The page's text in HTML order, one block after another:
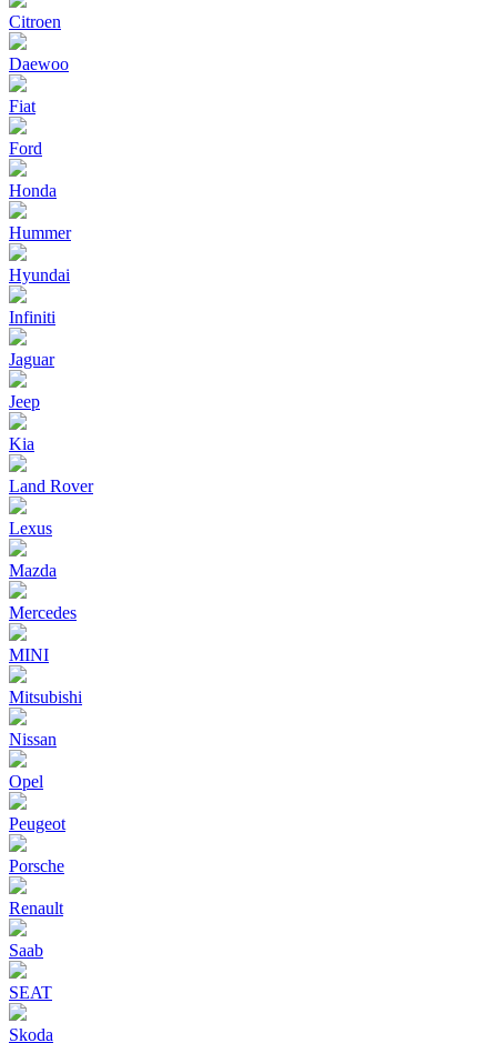
Citroen
Daewoo
Fiat
Ford
Honda
Hummer
Hyundai
Infiniti
Jaguar
Jeep
Kia
Land Rover
Lexus
Mazda
Mercedes
MINI
Mitsubishi
Nissan
Opel
Peugeot
Porsche
Renault
Saab
SEAT
Skoda